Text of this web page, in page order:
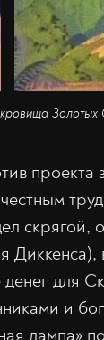
для
и
лампа»